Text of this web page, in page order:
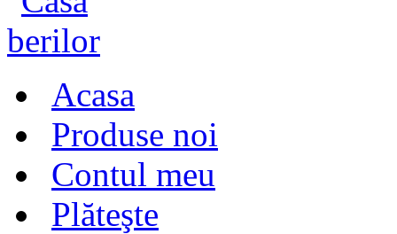
Acasa
Produse noi
Contul meu
Plăteşte